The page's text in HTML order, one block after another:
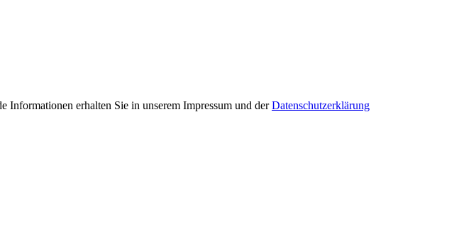
Informationen erhalten Sie in unserem Impressum und derDatenschutzerklärung